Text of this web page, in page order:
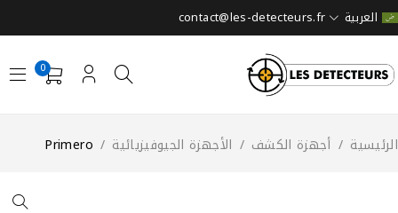
العربية contact@les-detecteurs.fr
0
/ أجهزة الكشف / الأجهزة الجيوفيزيائية /
Primero